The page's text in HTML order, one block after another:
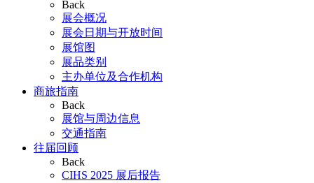
Back
展会概况
展会日期与开放时间
展馆图
展品类别
主办单位及合作机构
商旅指南
Back
展馆与周边信息
交通指南
往届回顾
Back
CIHS 2025 展后报告